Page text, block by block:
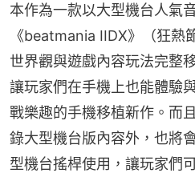
本作為一款以大型機台人氣
《beatmania IIDX》（狂熱
世界觀與遊戲內容玩法完整
讓玩家們在手機上也能體驗
戰樂趣的手機移植新作。而
錄大型機台版內容外，也將
型機台搖桿使用，讓玩家們